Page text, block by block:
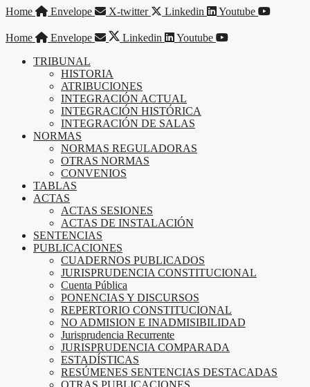
Saltar
contenido
Home Envelope X-twitter Linkedin Youtube
Home Envelope Linkedin
Youtube
TRIBUNAL
HISTORIA
ATRIBUCIONES
INTEGRACIÓN ACTUAL
INTEGRACIÓN HISTÓRICA
INTEGRACIÓN DE SALAS
NORMAS
NORMAS REGULADORAS
OTRAS NORMAS
CONVENIOS
TABLAS
ACTAS
ACTAS SESIONES
ACTAS DE INSTALACIÓN
SENTENCIAS
PUBLICACIONES
CUADERNOS PUBLICADOS
JURISPRUDENCIA CONSTITUCIONAL
Cuenta Pública
PONENCIAS Y DISCURSOS
REPERTORIO CONSTITUCIONAL
NO ADMISION E INADMISIBILIDAD
Jurisprudencia Recurrente
JURISPRUDENCIA COMPARADA
ESTADÍSTICAS
RESÚMENES SENTENCIAS DESTACADAS
OTRAS PUBLICACIONES